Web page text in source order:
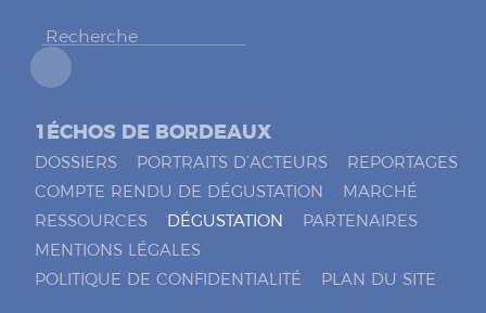
1ÉCHOS DE BORDEAUX
DOSSIERS PORTRAITS D’ACTEURS
REPORTAGES
COMPTE RENDU DE DÉGUSTATION
MARCHÉ
RESSOURCES
DÉGUSTATION
PARTENAIRES
MENTIONS LÉGALES
POLITIQUE DE CONFIDENTIALITÉ
PLAN DU SITE